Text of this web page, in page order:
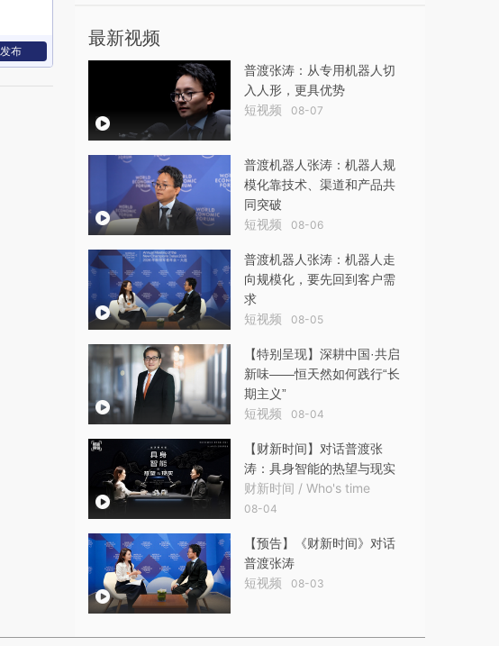
发布
最新视频
普渡张涛：从专用机器人切
入人形，更具优势
短视频 08-07
普渡机器人张涛：机器人规
模化靠技术、渠道和产品共
同突破
短视频 08-06
普渡机器人张涛：机器人走
向规模化，要先回到客户需
求
短视频 08-05
【特别呈现】深耕中国·共启
新味——恒天然如何践行“长
期主义”
短视频 08-04
【财新时间】对话普渡张
涛：具身智能的热望与现实
财新时间 / Who's time
08-04
【预告】《财新时间》对话
普渡张涛
短视频 08-03